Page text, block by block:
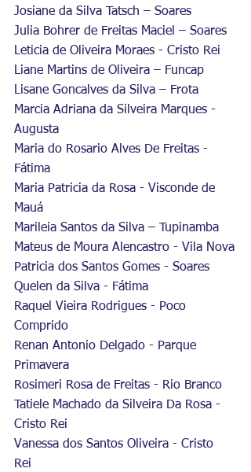
Josiane da Silva Tatsch – Soares
Julia Bohrer de Freitas Maciel – Soares
Leticia de Oliveira Moraes - Cristo Rei
Liane Martins de Oliveira – Funcap
Lisane Goncalves da Silva – Frota
Marcia Adriana da Silveira Marques -
Augusta
Maria do Rosario Alves De Freitas -
Fátima
Maria Patricia da Rosa - Visconde de
Mauá
Marileia Santos da Silva – Tupinamba
Mateus de Moura Alencastro - Vila Nova
Patricia dos Santos Gomes - Soares
Quelen da Silva - Fátima
Raquel Vieira Rodrigues - Poco
Comprido
Renan Antonio Delgado - Parque
Primavera
Rosimeri Rosa de Freitas - Rio Branco
Tatiele Machado da Silveira Da Rosa -
Cristo Rei
Vanessa dos Santos Oliveira - Cristo
Rei